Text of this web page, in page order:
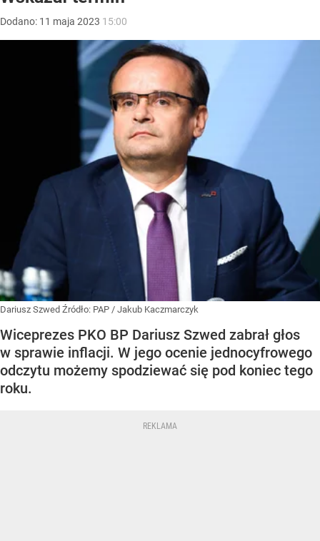
Dodano: 11 maja 2023 15:00
Dariusz Szwed Źródło: PAP / Jakub Kaczmarczyk
Wiceprezes PKO BP Dariusz Szwed zabrał głos
w sprawie inflacji. W jego ocenie jednocyfrowego
odczytu możemy spodziewać się pod koniec tego
roku.